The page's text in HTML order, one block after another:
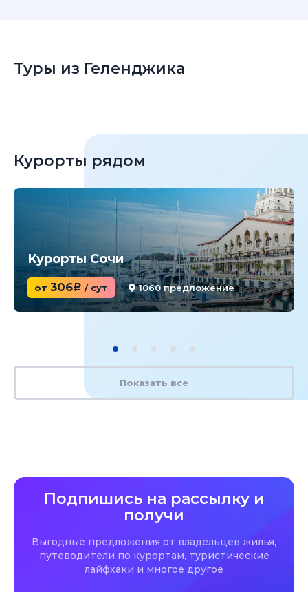
Туры из Геленджика
Курорты рядом
Курорты Сочи
от 306c / сут 1060 предложение
Показать все
Подпишись на рассылку и
получи
Выгодные предложения от владельцев жилья,
путеводители по курортам, туристические
лайфхаки и многое другое